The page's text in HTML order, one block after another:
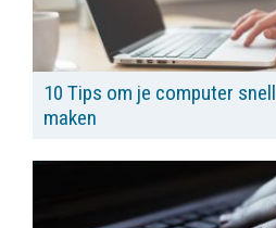
10 Tips om je computer
maken